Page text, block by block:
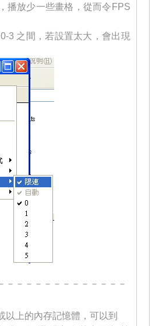
播放少一些畫格，從而令FPS
3 之間，若設置太大，會出現
－－－－－－－－－－－－－
以上的內存記憶體，可以到